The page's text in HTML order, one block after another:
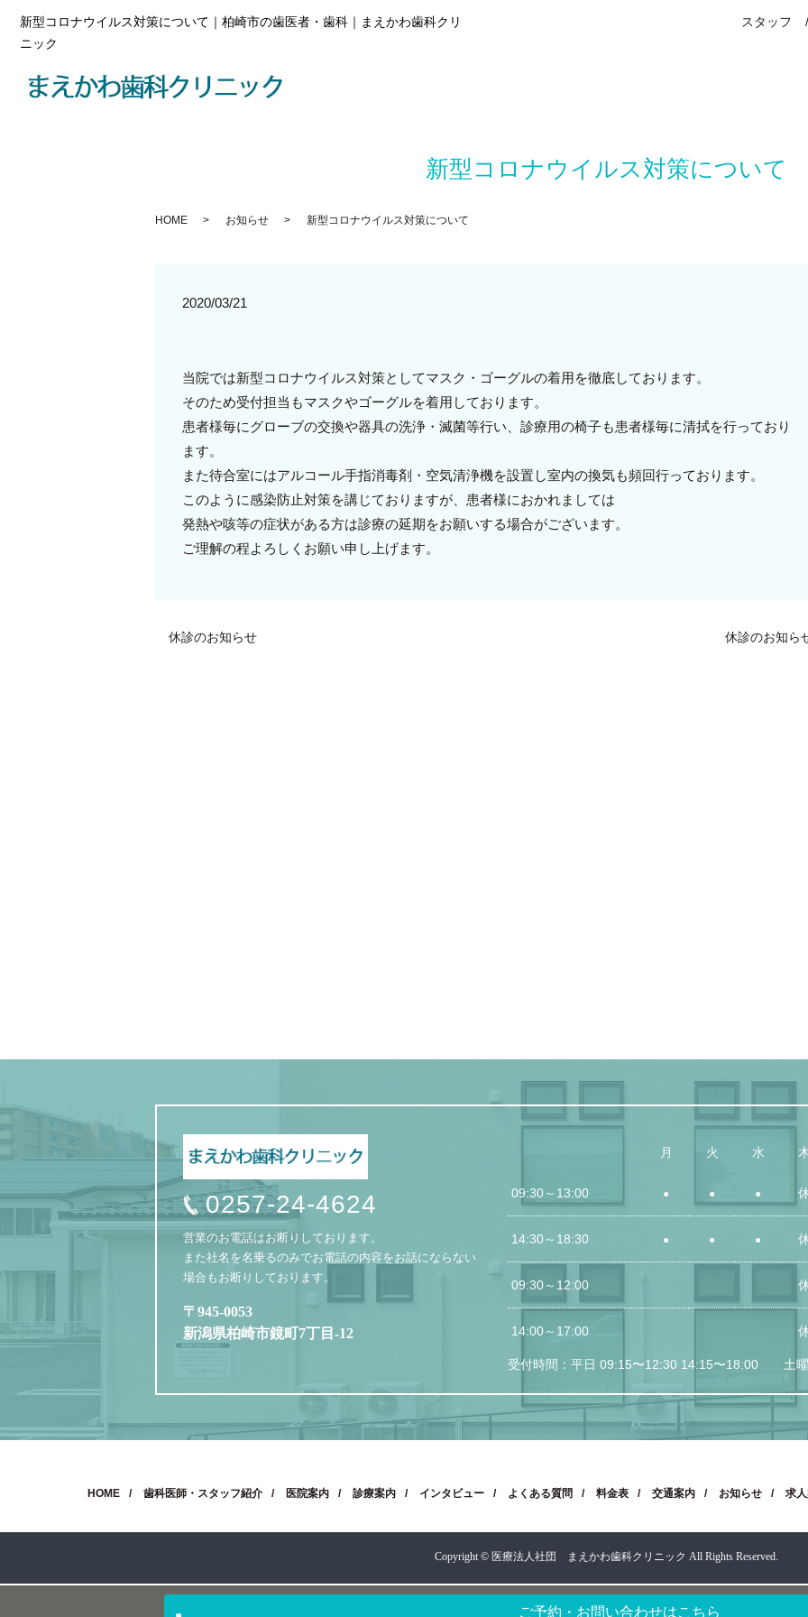
新型コロナウイルス対策について｜柏崎市の歯医者・歯科｜まえかわ歯科クリ
ニック
スタッフ
新型コロナウイルス対策について
HOME お知らせ 新型コロナウイルス対策について
2020/03/21
当院では新型コロナウイルス対策としてマスク・ゴーグルの着用を徹底しております。
そのため受付担当もマスクやゴーグルを着用しております。
患者様毎にグローブの交換や器具の洗浄・滅菌等行い、診療用の椅子も患者様毎に清拭を行っており
ます。
また待合室にはアルコール手指消毒剤・空気清浄機を設置し室内の換気も頻回行っております。
このように感染防止対策を講じておりますが、患者様におかれましては
発熱や咳等の症状がある方は診療の延期をお願いする場合がございます。
ご理解の程よろしくお願い申し上げます。
休診のお知らせ 休診のお知ら
ご予約・お問い合わせはこちら
0257-24-4624
営業のお電話はお断りしております。
また社名を名乗るのみでお電話の内容をお話にならない
場合もお断りしております。
〒945-0053
新潟県柏崎市鏡町7丁目-12
月 火 水
09:30～13:00 ● ● ●
14:30～ 18:30 ● ● ●
09:30～12:00
14:00～17:00
受付時間：平日 09:15〜12:30 14:15〜18:00 土
HOME 歯科医師・スタッフ紹介 医院案内 診療案内 インタビュー よくある質問 料金表 交通案内 お知らせ 求
Copyright © 医療法人社団 まえかわ歯科クリニック All Rights Reserved.